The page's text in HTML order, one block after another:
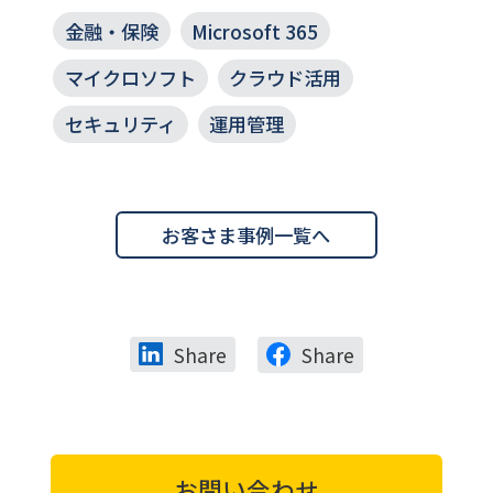
アンス対応を両立
金融・保険
Microsoft 365
マイクロソフト
クラウド活用
セキュリティ
運用管理
お客さま事例一覧へ
Share Share